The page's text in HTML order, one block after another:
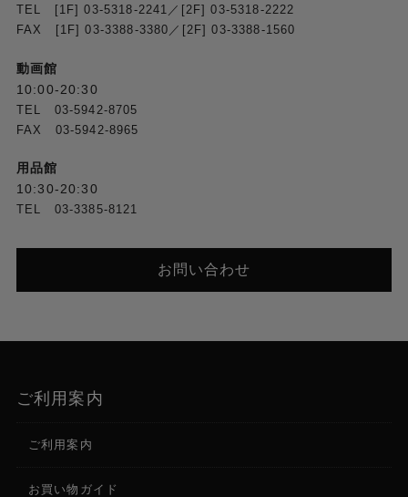
TEL [1F] 03-5318-2241／[2F] 03-5318-2222
FAX [1F] 03-3388-3380／[2F] 03-3388-1560
動画館
10:00-20:30
TEL 03-5942-8705
FAX 03-5942-8965
用品館
10:30-20:30
TEL 03-3385-8121
お問い合わせ
ご利用案内
ご利用案内
お買い物ガイド